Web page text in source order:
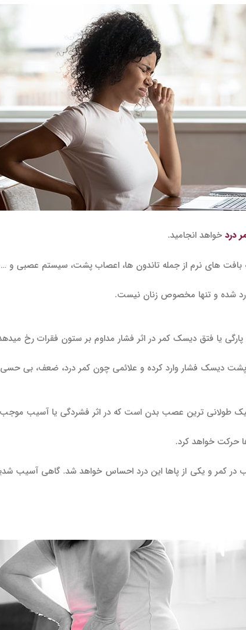
دردخواهد انجامید.
های نرم از جمله تاندون ها، اعصاب پشت، سیستم عصبی و
شده و تنها مخصوص زنان نیست.
یا فتق دیسک کمر در اثر فشار مداوم بر ستون فقرات رخ
دیسک فشار وارد کرده و علائمی چون کمر درد، ضعف، بی حسی
طولانی ترین عصب بدن است که در اثر فشردگی یا آسیب
حرکت خواهد کرد.
کمر و یکی از پاها این درد احساس خواهد شد. گاهی آسیب